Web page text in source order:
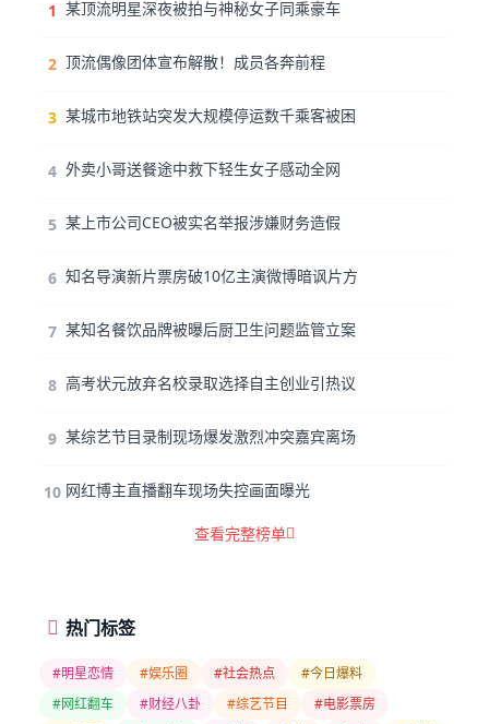
1 某顶流明星深夜被拍与神秘女子同乘豪车
2 顶流偶像团体宣布解散！成员各奔前程
3 某城市地铁站突发大规模停运数千乘客被困
4 外卖小哥送餐途中救下轻生女子感动全网
5 某上市公司CEO被实名举报涉嫌财务造假
6 知名导演新片票房破10亿主演微博暗讽片方
7 某知名餐饮品牌被曝后厨卫生问题监管立案
8 高考状元放弃名校录取选择自主创业引热议
9 某综艺节目录制现场爆发激烈冲突嘉宾离场
10 网红博主直播翻车现场失控画面曝光
查看完整榜单
热门标签
#明星恋情 #娱乐圈 #社会热点
#今日爆料
#网红翻车
#财经八卦 #综艺节目
#电影票房